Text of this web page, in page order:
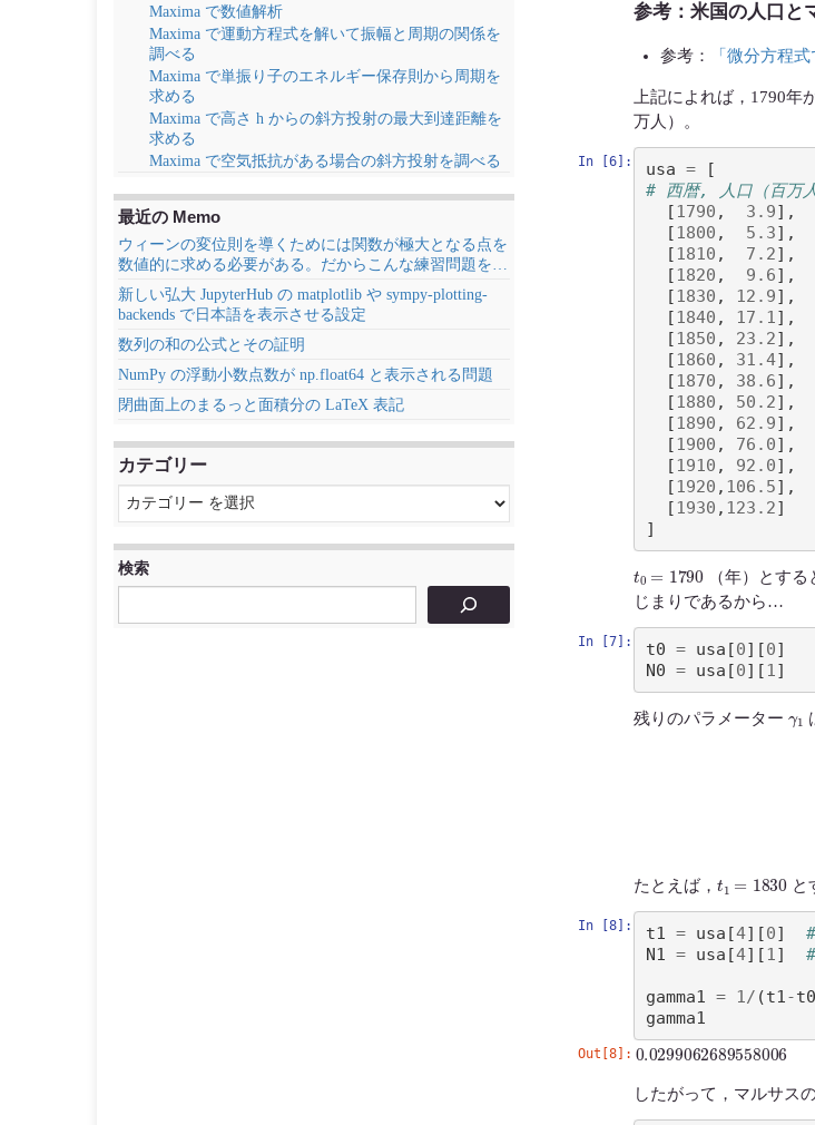
参考：米国の人口と
参考： 「微分方程
上記によれば，1790
万人）。
In [6]: usa =
[
# 西暦, 人口（百万人
[1790 , 3.9],
[1800 , 5.3],
[1810 , 7.2],
[1820 , 9.6],
[1830 , 12.9],
[1840 , 17.1],
[1850 , 23.2],
[1860 , 31.4],
[1870 , 38.6],
[1880 , 50.2],
[1890 , 62.9],
[1900 , 76.0],
[1910 , 92.0],
[1920 , 106.5],
[1930 , 123.2]
]
t 1790 （年）とする
じまりであるから…
In [7]: t0 = usa [0][0]
N0 = usa [0][1]
残りのパラメーター
たとえば， t 1830 と
In [8]: t1 = usa [4][0]
N1 = usa [4][1]
gamma1 = 1/ (t1-t0
gamma1
Out[8]: 0.0299062689558006
したがって，マルサス
Maxima で数値解析
Maxima で運動方程式を解いて振幅と周期の関係を
調べる
Maxima で単振り子のエネルギー保存則から周期を
求める
Maxima で高さ h からの斜方投射の最大到達距離を
求める
Maxima で空気抵抗がある場合の斜方投射を調べる
最近の Memo
ウィーンの変位則を導くためには関数が極大となる点を
数値的に求める必要がある。だからこんな練習問題を…
新しい弘大 JupyterHub の matplotlib や sympy-plotting-
backends で日本語を表示させる設定
数列の和の公式とその証明
NumPy の浮動小数点数が np.float64 と表示される問題
閉曲面上のまるっと面積分の LaTeX 表記
カテゴリー
検索